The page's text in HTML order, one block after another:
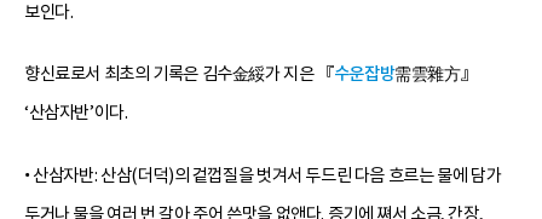
보인다.
향신료로서 최초의 기록은 김수金綏가 지은 『수운잡방需雲雜方』
‘산삼자반’이다.
• 산삼자반: 산삼(더덕)의 겉껍질을 벗겨서 두드린 다음 흐르는 물에 담가
두거나 물을 여러 번 갈아 주어 쓴맛을 없앤다. 증기에 쪄서 소금, 간장,